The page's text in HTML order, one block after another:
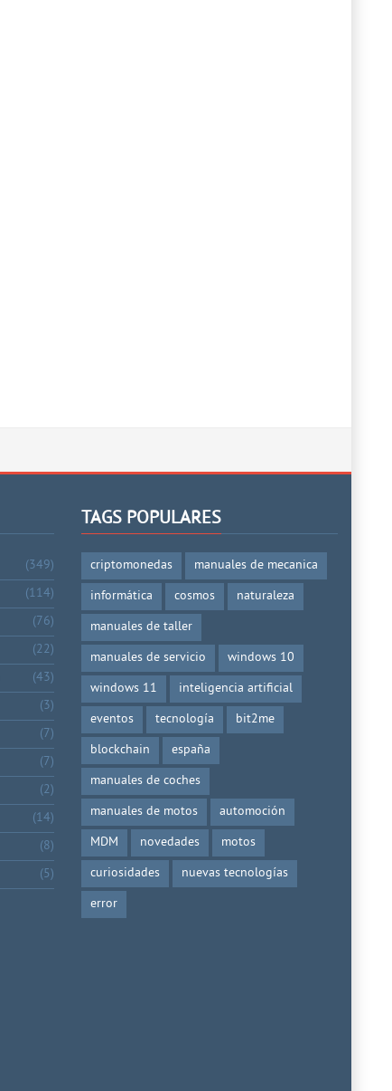
(349)
(114)
(76)
(22)
(43)
(3)
(7)
(7)
(2)
(14)
(8)
(5)
TAGS POPULARES
criptomonedas
manuales de mecanica
informática
cosmos
naturaleza
manuales de taller
manuales de servicio
windows 10
windows 11
inteligencia artificial
eventos
tecnología
bit2me
blockchain
españa
manuales de coches
manuales de motos
automoción
MDM
novedades
motos
curiosidades
nuevas tecnologías
error